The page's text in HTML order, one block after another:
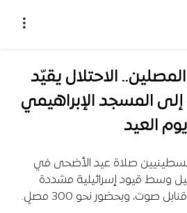
الاحتلال يقيّد
المسجد الإبراهيمي
يوم العيد
صلاة عيد الأضحى في
وسط قيود إسرائيلية مشددة
صوت، وبحضور نحو 300 مصلٍ.